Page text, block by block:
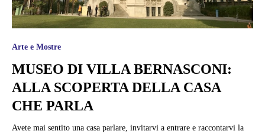
Arte e Mostre
MUSEO DI VILLA BERNASCONI:
ALLA SCOPERTA DELLA CASA
CHE PARLA
Avete mai sentito una casa parlare, invitarvi a entrare e raccontarvi la